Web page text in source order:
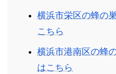
横浜市栄区の蜂の
こちら
横浜市港南区の蜂
はこちら